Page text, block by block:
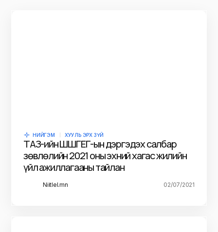
НИЙГЭМ ХУУЛЬ ЭРХ ЗҮЙ
ТАЗ-ийн ШШГЕГ-ын дэргэдэх салбар
зөвлөлийн 2021 оны эхний хагас жилийн
үйл ажиллагааны тайлан
Niitlel.mn 02/07/2021